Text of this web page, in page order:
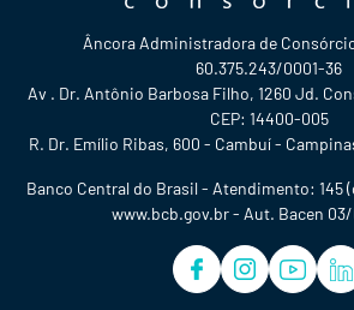
Âncora Administradora de
60.375.243/0001-36
Av . Dr. Antônio Barbosa Filho, 1260 Jd.
CEP: 14400-005
R. Dr. Emílio Ribas, 600 - Cambuí -
Banco Central do Brasil - Atendimento: 145
www.bcb.gov.br - Aut. Bacen